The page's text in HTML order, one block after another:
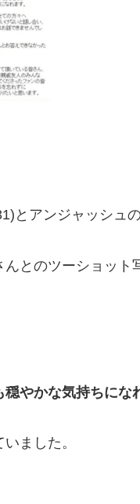
とアンジャッシュ
とのツーショット
やかな気持ちにな
ました。